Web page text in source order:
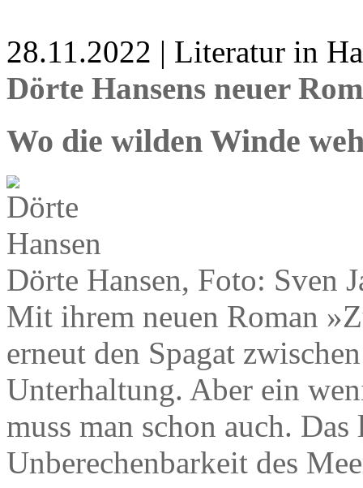
28.11.2022 | Literatur in
Dörte Hansens neuer
Wo die wilden Winde
Dörte Hansen, Foto: Sven
Mit ihrem neuen Roman
erneut den Spagat
Unterhaltung. Aber ein
muss man schon auch.
Unberechenbarkeit des